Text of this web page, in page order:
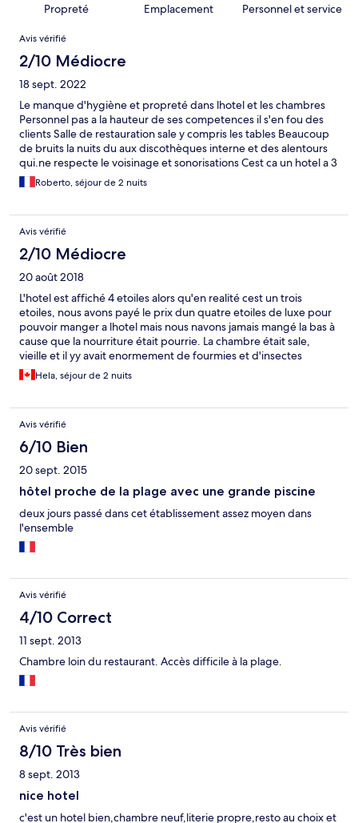
Propreté Emplacement Personnel et service
Avis
Avis vérifié
2/10 Médiocre
18 sept. 2022
Le manque d'hygiène et propreté dans lhotel et les chambres
Personnel pas a la hauteur de ses competences il s'en fou des
clients Salle de restauration sale y compris les tables Beaucoup
de bruits la nuits du aux discothèques interne et des alentours
qui.ne respecte le voisinage et sonorisations Cest ca un hotel a 3
etoiles qui n'en merite aucune Un hotel pas frequentable J'ai
remarqué pas mal de femme qui recherche compagnie payante
Roberto, séjour de 2 nuits
Avis vérifié
2/10 Médiocre
20 août 2018
L'hotel est affiché 4 etoiles alors qu'en realité cest un trois
etoiles, nous avons payé le prix dun quatre etoiles de luxe pour
pouvoir manger a lhotel mais nous navons jamais mangé la bas à
cause que la nourriture était pourrie. La chambre était sale,
vieille et il yy avait enormement de fourmies et d'insectes
d'umidité. Le meuble et les matelas sentait l'humidité. Je
déconseille fortement. Merci
Hela, séjour de 2 nuits
Avis vérifié
6/10 Bien
20 sept. 2015
hôtel proche de la plage avec une grande piscine
deux jours passé dans cet établissement assez moyen dans
l'ensemble
Avis vérifié
4/10 Correct
11 sept. 2013
Chambre loin du restaurant. Accès difficile à la plage.
Avis vérifié
8/10 Très bien
8 sept. 2013
nice hotel
c'est un hotel bien,chambre neuf,literie propre,resto au choix et